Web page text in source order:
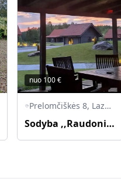
nuo 100€
Prelomčiškės 8, Lazdijų rajonas, 67472 Šventežerio seniūnija
Sodyba ,,Raudoni Stogai"